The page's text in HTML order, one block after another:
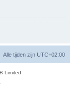
Alle tijden zijn UTC+02:00
Limited